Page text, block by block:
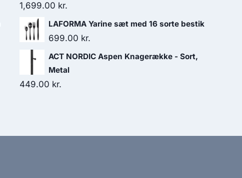
1,699.00 kr.
LAFORMA Yarine sæt med 16 sorte bestik
699.00 kr.
ACT NORDIC Aspen Knagerække - Sort,
Metal
449.00 kr.